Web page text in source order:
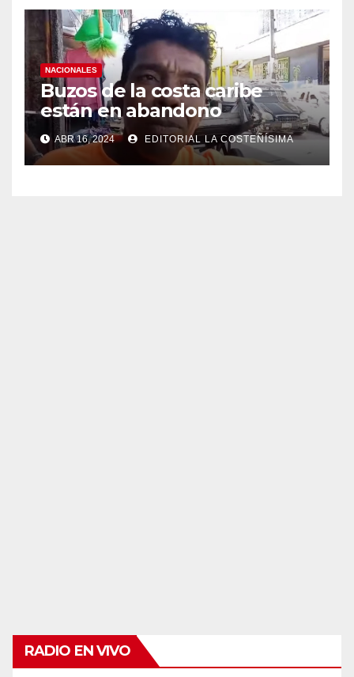
NACIONALES
Buzos de la costa caribe
están en abandono
ABR 16, 2024 EDITORIAL LA COSTEÑÍSIMA
RADIO EN VIVO